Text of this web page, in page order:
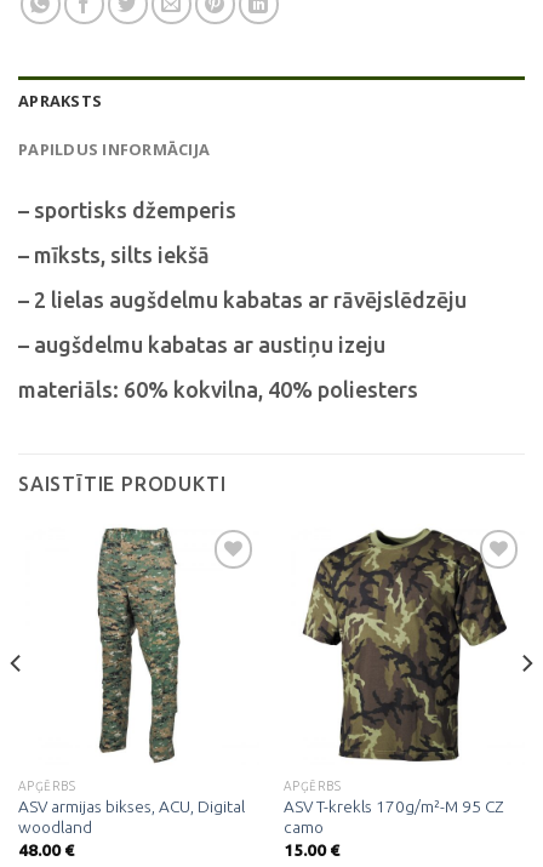
APRAKSTS
PAPILDUS INFORMĀCIJA
– sportisks džemperis
– mīksts, silts iekšā
– 2 lielas augšdelmu kabatas ar rāvējslēdzēju
– augšdelmu kabatas ar austiņu izeju
materiāls: 60% kokvilna, 40% poliesters
SAISTĪTIE PRODUKTI
APĢĒRBS
ASV armijas bikses, ACU, Digital
woodland
48.00€
Pievienot
vēlmju
sarakstam
APĢĒRBS
ASV T-krekls 170g/m²-M 95 CZ
camo
15.00€